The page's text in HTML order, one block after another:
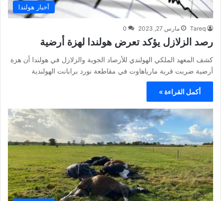
أخبار هولندا
Tareq مارس 27, 2023 0
رصد الزلازل يؤكد تعرض هولندا لهزة أرضية
كشف المعهد الملكي الهولندي للأرصاد الجوية والزلازل في هولندا أن هزة
أرضية ضربت قرية مارياهاوت في مقاطعة نورد برابانت الهولندية
أكمل القراءة »